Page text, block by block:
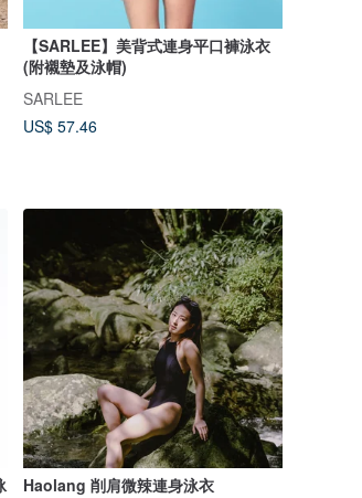
【SARLEE】美背式連身平口褲泳衣
(附襯墊及泳帽)
SARLEE
US$ 57.46
Haolang 削肩微辣連身泳衣